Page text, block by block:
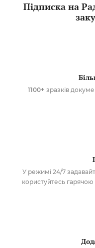
Підписка на
1100+ зразків
У режимі 24/7
користуйтесь гарячою